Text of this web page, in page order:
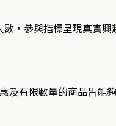
數，參與指標呈現真實興
及有限數量的商品皆能